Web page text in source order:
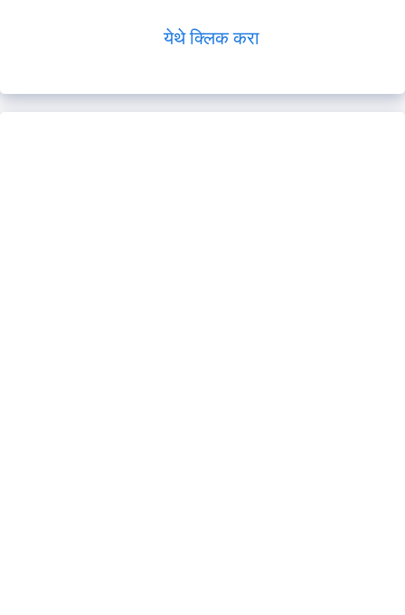
येथे क्लिक करा